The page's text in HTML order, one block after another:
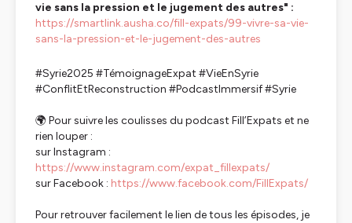
vie sans la pression et le jugement des autres" :
https://smartlink.ausha.co/fill-expats/99-vivre-sa-vie-
sans-la-pression-et-le-jugement-des-autres
#Syrie2025 #TémoignageExpat #VieEnSyrie
#ConflitEtReconstruction #PodcastImmersif #Syrie
🌍 Pour suivre les coulisses du podcast Fill’Expats et ne
rien louper :
sur Instagram :
https://www.instagram.com/expat_fillexpats/
sur Facebook : https://www.facebook.com/FillExpats/
Pour retrouver facilement le lien de tous les épisodes, je